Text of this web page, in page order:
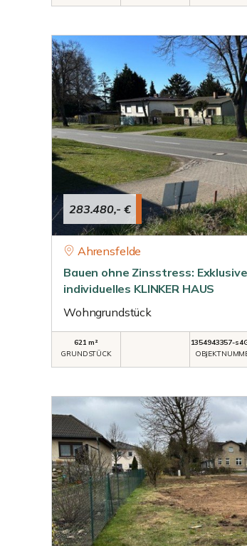
283.480,- €
Ahrensfelde
Bauen ohne Zinsstress:
individuelles KLINKER HAUS
Wohngrundstück
621 m²
GRUNDSTÜCK
1354943357-